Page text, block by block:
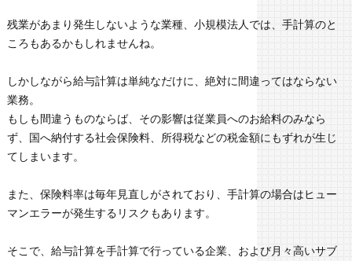
残業があまり発生しないような業種、小規模法人では、手計算のと
ころもあるかもしれませんね。
しかしながら給与計算は単純なだけに、絶対に間違ってはならない
業務。
もしも間違うものならば、その影響は従業員へのお給料のみなら
ず、国へ納付する社会保険料、所得税などの税金額にもずれが生じ
てしまいます。
また、保険料率は毎年見直しがされており、手計算の場合はヒュー
マンエラーが発生するリスクもあります。
そこで、給与計算を手計算で行っている企業、および月々高いサブ